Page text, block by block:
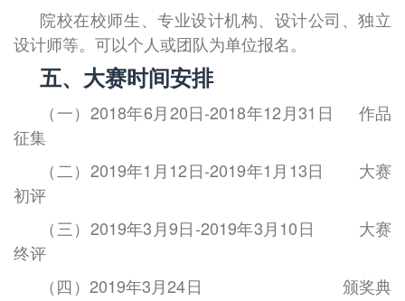
院校在校师生、专业设计机构、设计公司、独立
设计师等。可以个人或团队为单位报名。
五、大赛时间安排
（一） 2018年6月20日-2018年12 月31 日
作品
征集
（二） 2019年1 月 12日-2019年1 月 13日
大赛
初评
（三） 2019年3 月9日-2019年3月 10日
大赛
终评
（四） 2019年3月24日
颁奖典